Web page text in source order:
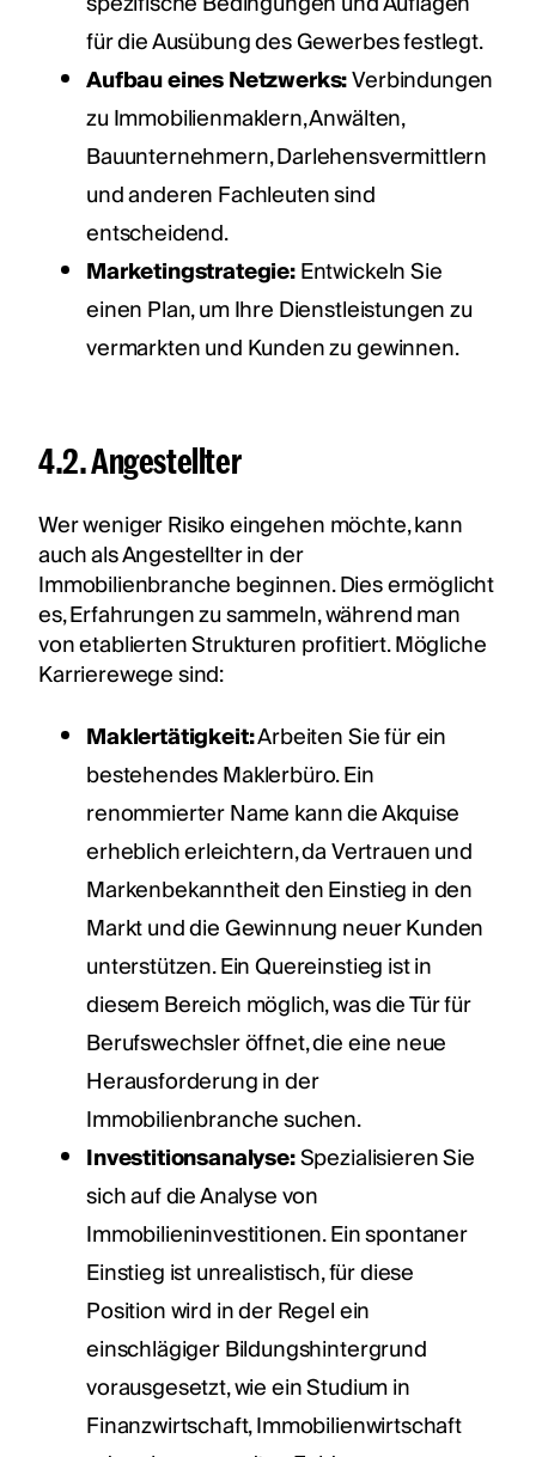
für die Ausübung des Gewerbes festlegt.
Aufbau eines Netzwerks:Verbindungen
zu Immobilienmaklern, Anwälten,
Bauunternehmern, Darlehensvermittlern
und anderen Fachleuten sind
entscheidend.
Marketingstrategie:Entwickeln Sie
einen Plan, um Ihre Dienstleistungen zu
vermarkten und Kunden zu gewinnen.
4.2. Angestellter
Wer weniger Risiko eingehen möchte, kann
auch als Angestellter in der
Immobilienbranche beginnen. Dies ermöglicht
es, Erfahrungen zu sammeln, während man
von etablierten Strukturen profitiert. Mögliche
Karrierewege sind:
Maklertätigkeit:Arbeiten Sie für ein
bestehendes Maklerbüro. Ein
renommierter Name kann die Akquise
erheblich erleichtern, da Vertrauen und
Markenbekanntheit den Einstieg in den
Markt und die Gewinnung neuer Kunden
unterstützen. Ein Quereinstieg ist in
diesem Bereich möglich, was die Tür für
Berufswechsler öffnet, die eine neue
Herausforderung in der
Immobilienbranche suchen.
Investitionsanalyse:Spezialisieren Sie
sich auf die Analyse von
Immobilieninvestitionen. Ein spontaner
Einstieg ist unrealistisch, für diese
Position wird in der Regel ein
einschlägiger Bildungshintergrund
vorausgesetzt, wie ein Studium in
Finanzwirtschaft, Immobilienwirtschaft